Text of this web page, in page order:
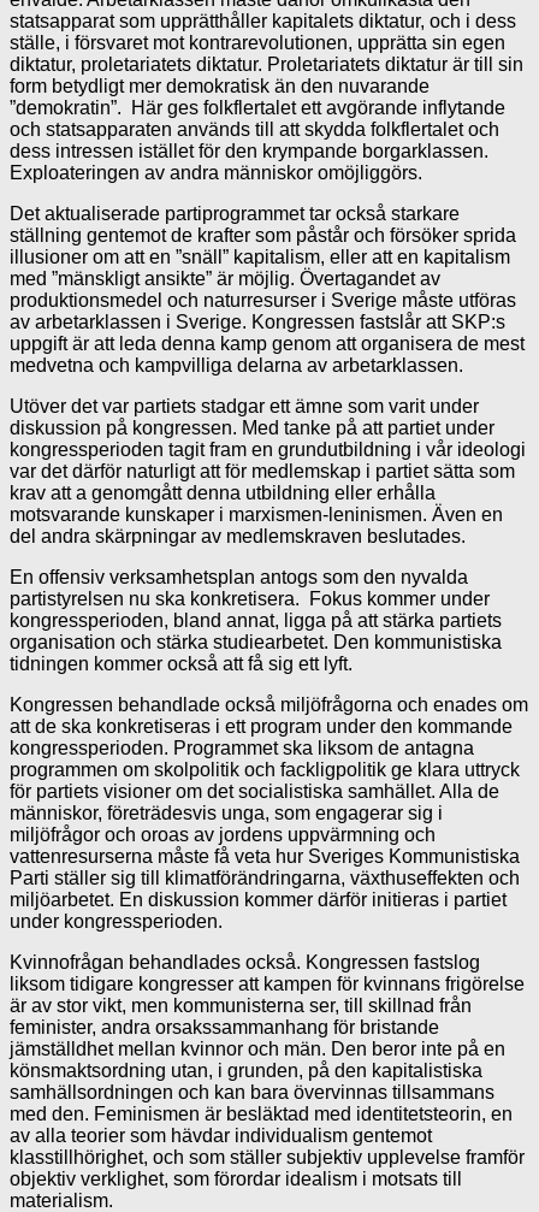
statsapparat som upprätthåller kapitalets diktatur, och i dess
ställe, i försvaret mot kontrarevolutionen, upprätta sin egen
diktatur, proletariatets diktatur. Proletariatets diktatur är till sin
form betydligt mer demokratisk än den nuvarande
”demokratin”. Här ges folkflertalet ett avgörande inflytande
och statsapparaten används till att skydda folkflertalet och
dess intressen istället för den krympande borgarklassen.
Exploateringen av andra människor omöjliggörs.
Det aktualiserade partiprogrammet tar också starkare
ställning gentemot de krafter som påstår och försöker sprida
illusioner om att en ”snäll” kapitalism, eller att en kapitalism
med ”mänskligt ansikte” är möjlig. Övertagandet av
produktionsmedel och naturresurser i Sverige måste utföras
av arbetarklassen i Sverige. Kongressen fastslår att SKP:s
uppgift är att leda denna kamp genom att organisera de mest
medvetna och kampvilliga delarna av arbetarklassen.
Utöver det var partiets stadgar ett ämne som varit under
diskussion på kongressen. Med tanke på att partiet under
kongressperioden tagit fram en grundutbildning i vår ideologi
var det därför naturligt att för medlemskap i partiet sätta som
krav att a genomgått denna utbildning eller erhålla
motsvarande kunskaper i marxismen-leninismen. Även en
del andra skärpningar av medlemskraven beslutades.
En offensiv verksamhetsplan antogs som den nyvalda
partistyrelsen nu ska konkretisera. Fokus kommer under
kongressperioden, bland annat, ligga på att stärka partiets
organisation och stärka studiearbetet. Den kommunistiska
tidningen kommer också att få sig ett lyft.
Kongressen behandlade också miljöfrågorna och enades om
att de ska konkretiseras i ett program under den kommande
kongressperioden. Programmet ska liksom de antagna
programmen om skolpolitik och fackligpolitik ge klara uttryck
för partiets visioner om det socialistiska samhället. Alla de
människor, företrädesvis unga, som engagerar sig i
miljöfrågor och oroas av jordens uppvärmning och
vattenresurserna måste få veta hur Sveriges Kommunistiska
Parti ställer sig till klimatförändringarna, växthuseffekten och
miljöarbetet. En diskussion kommer därför initieras i partiet
under kongressperioden.
Kvinnofrågan behandlades också. Kongressen fastslog
liksom tidigare kongresser att kampen för kvinnans frigörelse
är av stor vikt, men kommunisterna ser, till skillnad från
feminister, andra orsakssammanhang för bristande
jämställdhet mellan kvinnor och män. Den beror inte på en
könsmaktsordning utan, i grunden, på den kapitalistiska
samhällsordningen och kan bara övervinnas tillsammans
med den. Feminismen är besläktad med identitetsteorin, en
av alla teorier som hävdar individualism gentemot
klasstillhörighet, och som ställer subjektiv upplevelse framför
objektiv verklighet, som förordar idealism i motsats till
materialism.